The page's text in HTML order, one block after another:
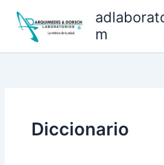
contenido
m
Diccionario